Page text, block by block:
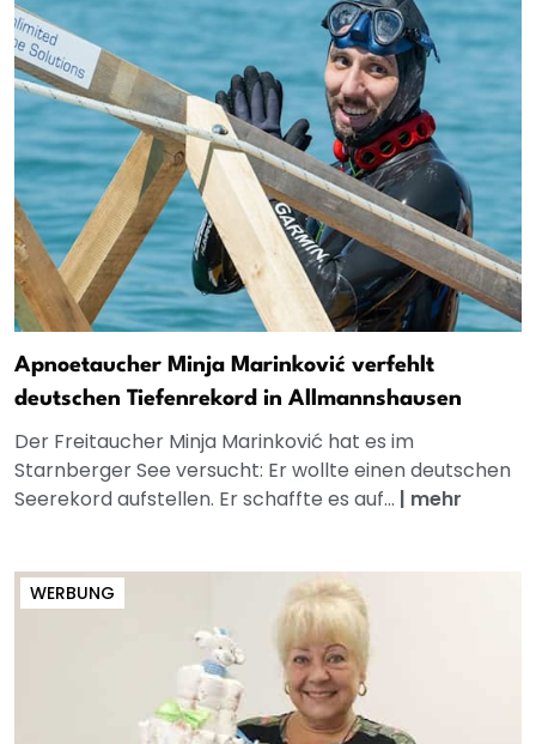
Apnoetaucher Minja Marinković verfehlt
deutschen Tiefenrekord in Allmannshausen
Der Freitaucher Minja Marinković hat es im
Starnberger See versucht: Er wollte einen deutschen
Seerekord aufstellen. Er schaffte es auf... | mehr
WERBUNG